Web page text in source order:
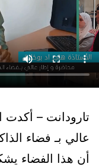
تارودانت – أكدت
عالي بـ فضاء
أن هذا الفضاء